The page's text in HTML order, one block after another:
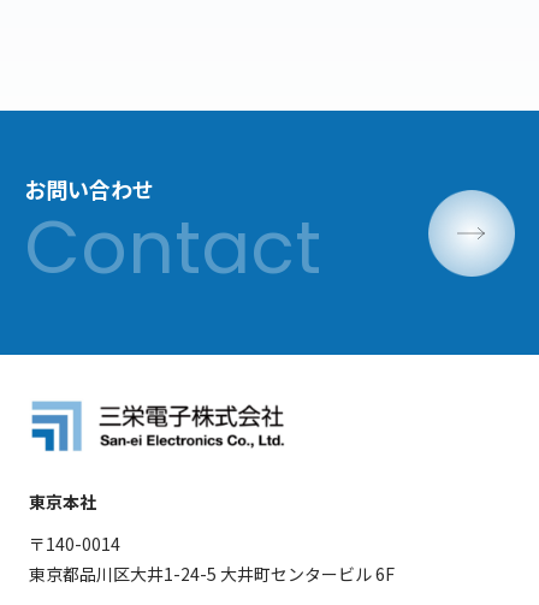
お問い合わせ
東京本社
〒140-0014
東京都品川区大井1-24-5 大井町センタービル 6F